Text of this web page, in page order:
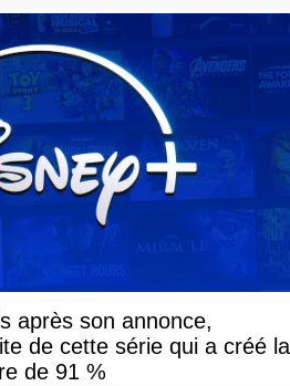
après son annonce,
de cette série qui a créé la
de 91 %